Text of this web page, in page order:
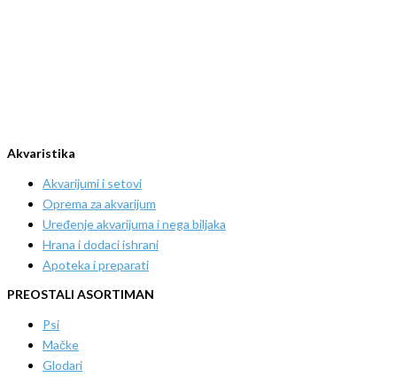
Akvaristika
Akvarijumi i setovi
Oprema za akvarijum
Uređenje akvarijuma i nega biljaka
Hrana i dodaci ishrani
Apoteka i preparati
PREOSTALI ASORTIMAN
Psi
Mačke
Glodari